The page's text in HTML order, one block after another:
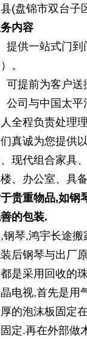
(盘锦市双台子
内容
提供一站式门
。
可提前为客户
公司与中国太
全程负责处理
真诚为您提供
现代组合家具
、办公室、具
贵重物品,如钢
的包装.
钢琴,鸿宇长途
后钢琴与出厂
是采用回收的
电视,首先是用
的泡沫板固定
定.再在外部做